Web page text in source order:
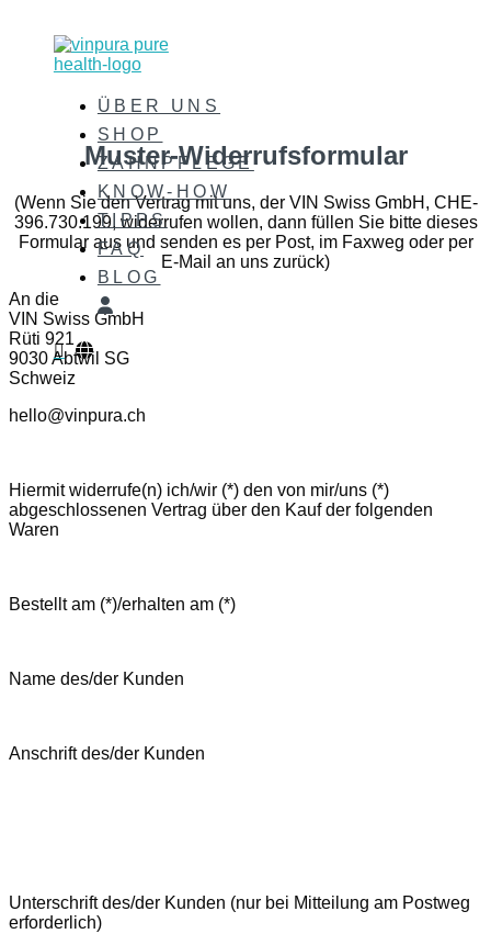
ÜBER UNS
SHOP
ZAHNPFLEGE
KNOW-HOW
TIPPS
FAQ
BLOG

Muster-Widerrufsformular
(Wenn Sie den Vertrag mit uns, der VIN Swiss GmbH, CHE-
396.730.199, widerrufen wollen, dann füllen Sie bitte dieses
Formular aus und senden es per Post, im Faxweg oder per
E-Mail an uns zurück)
An die
VIN Swiss GmbH
Rüti 921
9030 Abtwil SG
Schweiz
hello@vinpura.ch
Hiermit widerrufe(n) ich/wir (*) den von mir/uns (*)
abgeschlossenen Vertrag über den Kauf der folgenden
Waren
Bestellt am (*)/erhalten am (*)
Name des/der Kunden
Anschrift des/der Kunden
Unterschrift des/der Kunden (nur bei Mitteilung am Postweg
erforderlich)